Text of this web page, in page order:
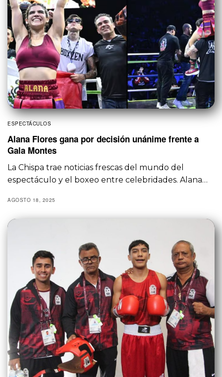
ESPECTÁCULOS
Alana Flores gana por decisión unánime frente a
Gala Montes
La Chispa trae noticias frescas del mundo del
espectáculo y el boxeo entre celebridades. Alana…
AGOSTO 18, 2025